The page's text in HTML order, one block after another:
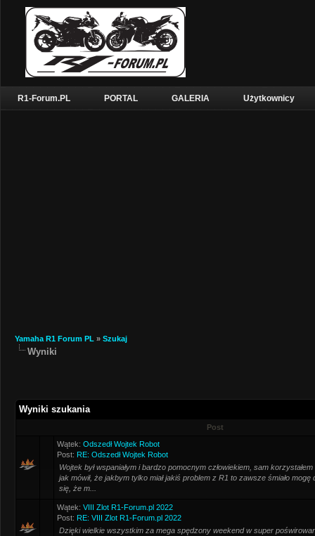
R1-Forum.PL PORTAL GALERIA Użytkownicy
Yamaha R1 Forum PL » Szukaj
Wyniki
Wyniki szukania
Post
Wątek: Odszedł Wojtek Robot
Post: RE: Odszedł Wojtek Robot
Wojtek był wspaniałym i bardzo pomocnym człowiekiem, sam
jak mówił, że jakbym tylko miał jakiś problem z R1 to zawsze śmiało
się, że m...
Wątek: VIII Zlot R1-Forum.pl 2022
Post: RE: VIII Zlot R1-Forum.pl 2022
Dzięki wielkie wszystkim za mega spędzony weekend w super